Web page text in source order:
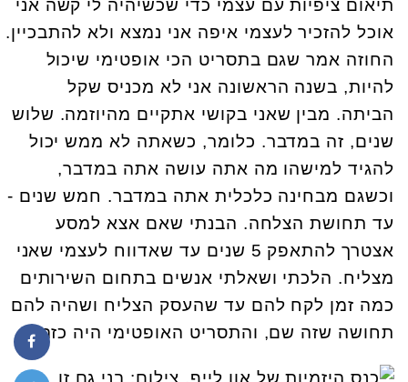
תיאום ציפיות עם עצמי כדי שכשיהיה לי קשה אני
אוכל להזכיר לעצמי איפה אני נמצא ולא להתבכיין.
החוזה אמר שגם בתסריט הכי אופטימי שיכול
להיות, בשנה הראשונה אני לא מכניס שקל
הביתה. מבין שאני בקושי אתקיים מהיוזמה. שלוש
שנים, זה במדבר. כלומר, כשאתה לא ממש יכול
להגיד למישהו מה אתה עושה אתה במדבר,
וכשגם מבחינה כלכלית אתה במדבר. חמש שנים -
עד תחושת הצלחה. הבנתי שאם אצא למסע
אצטרך להתאפק 5 שנים עד שאדווח לעצמי שאני
מצליח. הלכתי ושאלתי אנשים בתחום השירותים
כמה זמן לקח להם עד שהעסק הצליח ושהיה להם
תחושה שזה שם, והתסריט האופטימי היה כזה".